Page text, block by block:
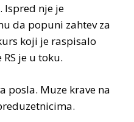
Ispred nje je
da popuni zahtev za
koji je raspisalo
je u toku.
posla. Muze krave na